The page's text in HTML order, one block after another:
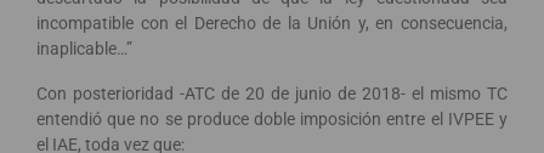
incompatible con el Derecho de la Unión y, en consecuencia,
inaplicable…”
Con posterioridad -ATC de 20 de junio de 2018- el mismo TC
entendió que no se produce doble imposición entre el IVPEE y
el IAE, toda vez que: